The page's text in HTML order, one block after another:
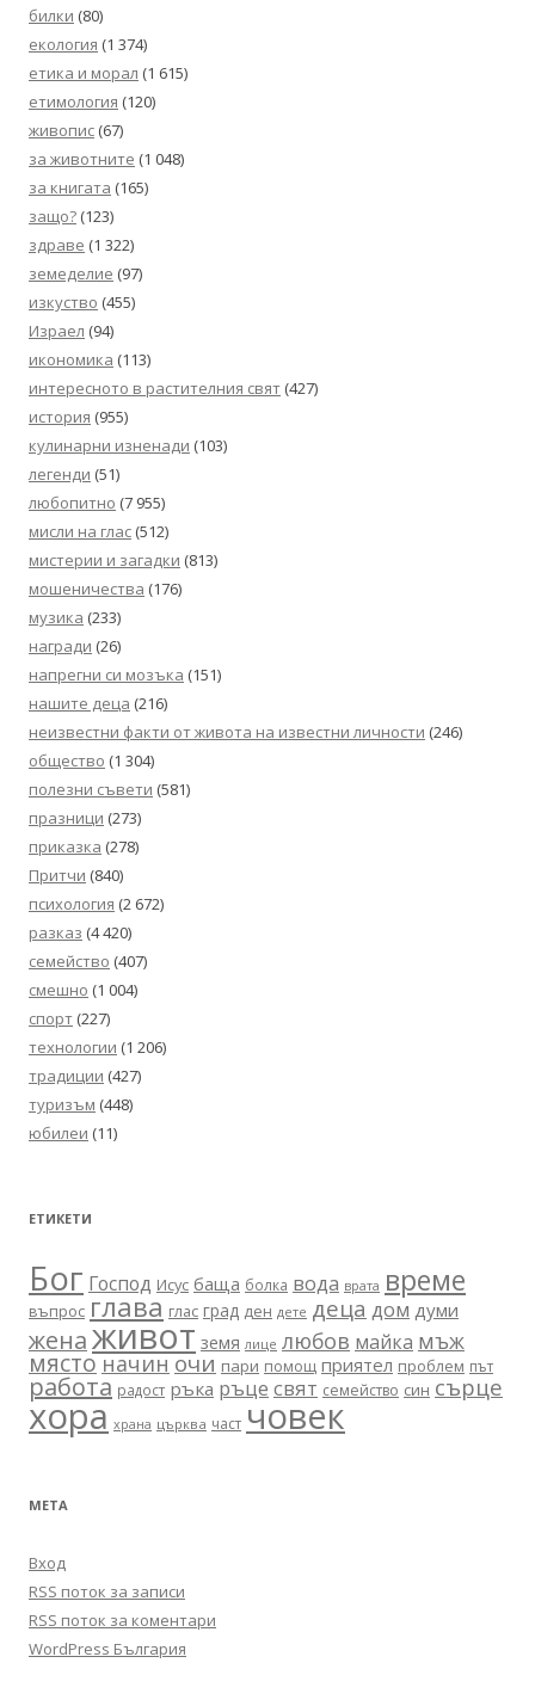
билки (80)
екология (1 374)
етика и морал (1 615)
етимология (120)
живопис (67)
за животните (1 048)
за книгата (165)
защо? (123)
здраве (1 322)
земеделие (97)
изкуство (455)
Израел (94)
икономика (113)
интересното в растителния свят (427)
история (955)
кулинарни изненади (103)
легенди (51)
любопитно (7 955)
мисли на глас (512)
мистерии и загадки (813)
мошеничества (176)
музика (233)
награди (26)
напрегни си мозъка (151)
нашите деца (216)
неизвестни факти от живота на известни личности (246)
общество (1 304)
полезни съвети (581)
празници (273)
приказка (278)
Притчи (840)
психология (2 672)
разказ (4 420)
семейство (407)
смешно (1 004)
спорт (227)
технологии (1 206)
традиции (427)
туризъм (448)
юбилеи (11)
ЕТИКЕТИ
Бог Господ Исус баща болка вода врата време
въпрос глава глас град ден дете деца дом думи
женаживот земя лице любов майка мъж
мястоначиночи пари помощ приятел проблем път
работа радост ръка ръце свят семейство син сърце
хора храна църква част човек
МЕТА
Вход
RSS поток за записи
RSS поток за коментари
WordPress България